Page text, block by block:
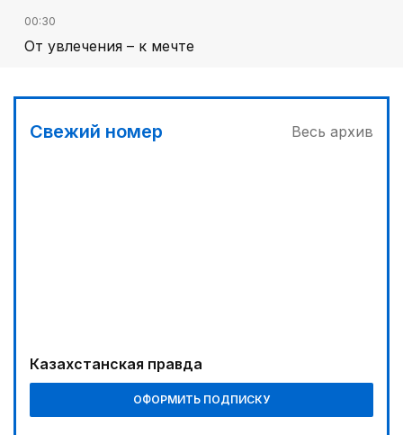
00:30
От увлечения – к мечте
Свежий номер Весь архив
Казахстанская правда
ОФОРМИТЬ ПОДПИСКУ